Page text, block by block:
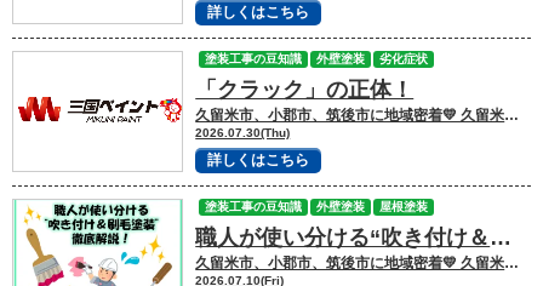
詳しくはこちら
「クラック」の正体！
久留米市、小郡市、筑後市に地域密着💛 久留米市諏訪野町で外壁塗装・屋根塗装をして
2026.07.30(Thu)
詳しくはこちら
塗装工事の豆知識 外壁塗装 劣化症状
職人が使い分ける“吹き付け＆刷毛塗装”
久留米市、小郡市、筑後市に地域密着💛 久留米市諏訪野町で外壁塗装・屋根塗装をして
2026.07.10(Fri)
塗装工事の豆知識 外壁塗装 屋根塗装